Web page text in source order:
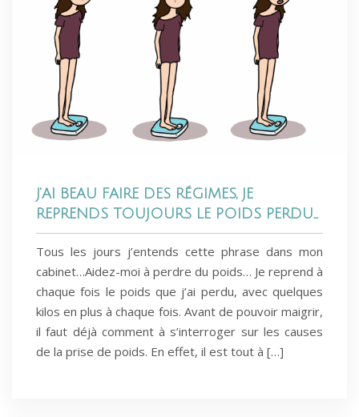
J’AI BEAU FAIRE DES RÉGIMES, JE
REPRENDS TOUJOURS LE POIDS PERDU…
Tous les jours j’entends cette phrase dans mon
cabinet…Aidez-moi à perdre du poids… Je reprend à
chaque fois le poids que j’ai perdu, avec quelques
kilos en plus à chaque fois. Avant de pouvoir maigrir,
il faut déjà comment à s’interroger sur les causes
de la prise de poids. En effet, il est tout à […]